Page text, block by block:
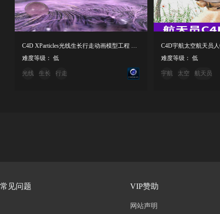
C4D XParticles光线生长行走动画模型工程 R21版本
难度等级： 低
光线 生长 行走
难度等级： 低
宇航 太空 航天员
常见问题 VIP赞助
网站声明